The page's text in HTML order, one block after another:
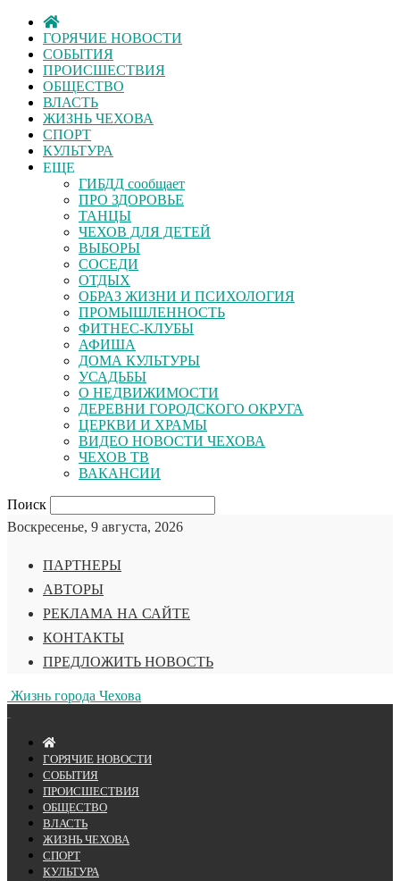
ГОРЯЧИЕ НОВОСТИ
СОБЫТИЯ
ПРОИСШЕСТВИЯ
ОБЩЕСТВО
ВЛАСТЬ
ЖИЗНЬ ЧЕХОВА
СПОРТ
КУЛЬТУРА
ЕЩЕ
ГИБДД сообщает
ПРО ЗДОРОВЬЕ
ТАНЦЫ
ЧЕХОВ ДЛЯ ДЕТЕЙ
ВЫБОРЫ
СОСЕДИ
ОТДЫХ
ОБРАЗ ЖИЗНИ И ПСИХОЛОГИЯ
ПРОМЫШЛЕННОСТЬ
ФИТНЕС-КЛУБЫ
АФИША
ДОМА КУЛЬТУРЫ
УСАДЬБЫ
О НЕДВИЖИМОСТИ
ДЕРЕВНИ ГОРОДСКОГО ОКРУГА
ЦЕРКВИ И ХРАМЫ
ВИДЕО НОВОСТИ ЧЕХОВА
ЧЕХОВ ТВ
ВАКАНСИИ
Поиск
Воскресенье, 9 августа, 2026
ПАРТНЕРЫ
АВТОРЫ
РЕКЛАМА НА САЙТЕ
КОНТАКТЫ
ПРЕДЛОЖИТЬ НОВОСТЬ
Жизнь города Чехова
ГОРЯЧИЕ НОВОСТИ
СОБЫТИЯ
ПРОИСШЕСТВИЯ
ОБЩЕСТВО
ВЛАСТЬ
ЖИЗНЬ ЧЕХОВА
СПОРТ
КУЛЬТУРА